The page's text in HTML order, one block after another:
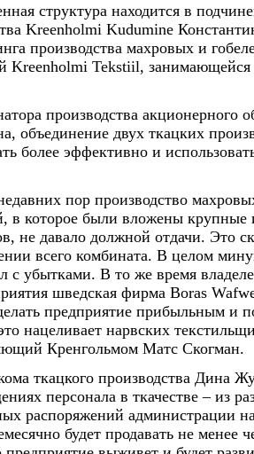
структура находится в
Kreenholmi Kudumine
производства махровых и
Kreenholmi Tekstiil, занимающейся
производства акционерного
объединение двух ткацких
более эффективно и
пор производство
в которое были вложены крупные
не давало должной отдачи. Это
всего комбината. В целом
с убытками. В то же время
шведская фирма Boras
предприятие прибыльным и
нацеливает нарвских
Кренгольмом Матс Скогман.
ткацкого производства Дина
персонала в ткачестве – из
распоряжений администрации
будет продавать не менее